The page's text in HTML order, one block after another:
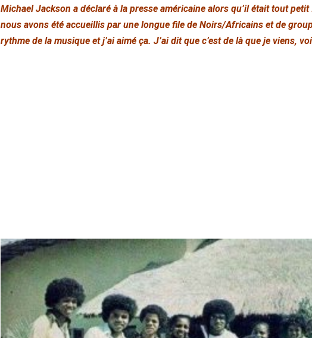
Michael Jackson a déclaré à la presse américaine alors qu’il était tout
nous avons été accueillis par une longue file de Noirs/Africains et de
rythme de la musique et j’ai aimé ça. J’ai dit que c’est de là que je viens,